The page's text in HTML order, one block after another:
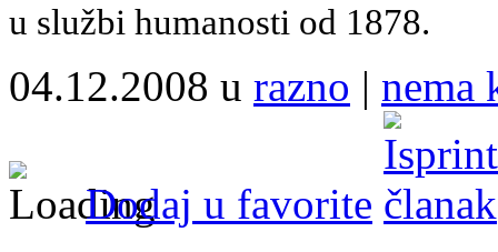
u službi humanosti od 1878.
04.12.2008 u razno | nema
Dodaj u favorite